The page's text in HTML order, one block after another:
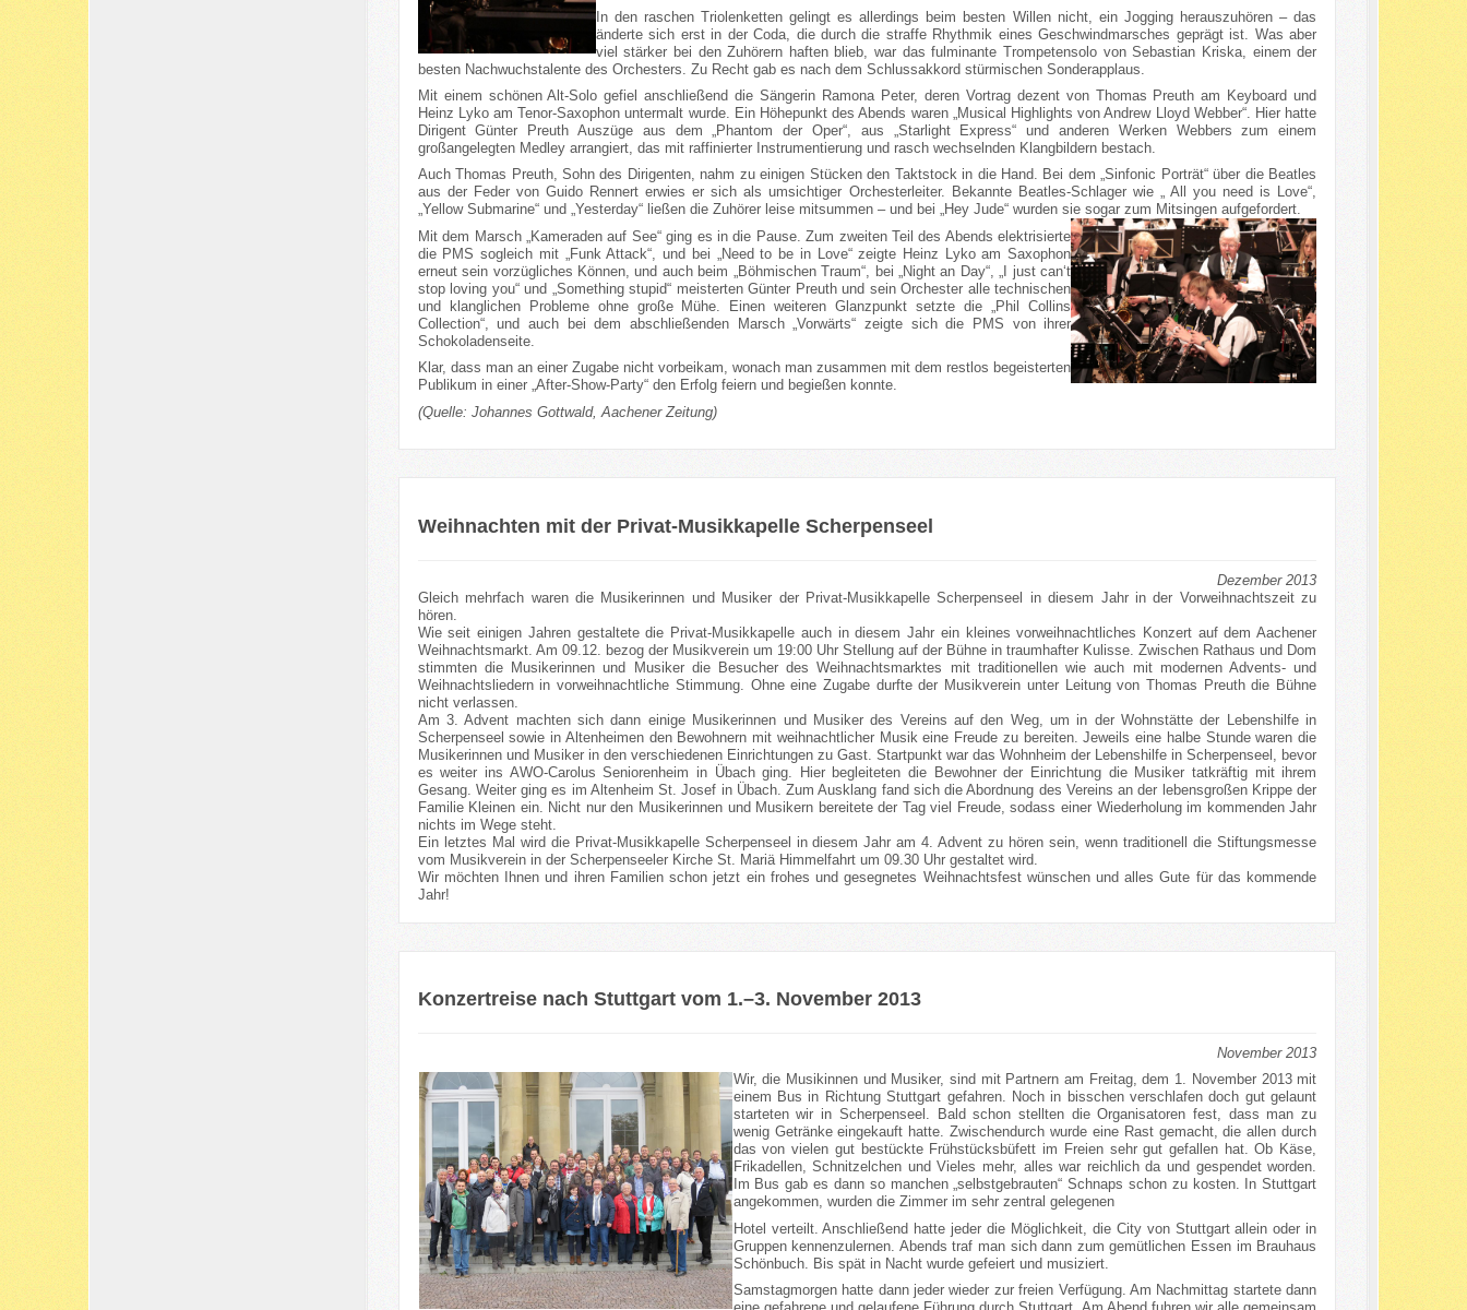
In den raschen Triolenketten gelingt es allerdings beim besten Willen nicht, ein Jogging herauszuhören – das
änderte sich erst in der Coda, die durch die straffe Rhythmik eines Geschwindmarsches geprägt ist. Was aber
viel stärker bei den Zuhörern haften blieb, war das fulminante Trompetensolo von Sebastian Kriska, einem der
besten Nachwuchstalente des Orchesters. Zu Recht gab es nach dem Schlussakkord stürmischen Sonderapplaus.
Mit einem schönen Alt-Solo gefiel anschließend die Sängerin Ramona Peter, deren Vortrag dezent von Thomas Preuth am Keyboard und
Heinz Lyko am Tenor-Saxophon untermalt wurde. Ein Höhepunkt des Abends waren „Musical Highlights von Andrew Lloyd Webber“. Hier hatte
Dirigent Günter Preuth Auszüge aus dem „Phantom der Oper“, aus „Starlight Express“ und anderen Werken Webbers zum einem
großangelegten Medley arrangiert, das mit raffinierter Instrumentierung und rasch wechselnden Klangbildern bestach.
Auch Thomas Preuth, Sohn des Dirigenten, nahm zu einigen Stücken den Taktstock in die Hand. Bei dem „Sinfonic Porträt“ über die Beatles
aus der Feder von Guido Rennert erwies er sich als umsichtiger Orchesterleiter. Bekannte Beatles-Schlager wie „ All you need is Love“,
„Yellow Submarine“ und „Yesterday“ ließen die Zuhörer leise mitsummen – und bei „Hey Jude“ wurden sie sogar zum Mitsingen aufgefordert.
Mit dem Marsch „Kameraden auf See“ ging es in die Pause. Zum zweiten Teil des Abends elektrisierte
die PMS sogleich mit „Funk Attack“, und bei „Need to be in Love“ zeigte Heinz Lyko am Saxophon
erneut sein vorzügliches Können, und auch beim „Böhmischen Traum“, bei „Night an Day“, „I just can‘t
stop loving you“ und „Something stupid“ meisterten Günter Preuth und sein Orchester alle technischen
und klanglichen Probleme ohne große Mühe. Einen weiteren Glanzpunkt setzte die „Phil Collins
Collection“, und auch bei dem abschließenden Marsch „Vorwärts“ zeigte sich die PMS von ihrer
Schokoladenseite.
Klar, dass man an einer Zugabe nicht vorbeikam, wonach man zusammen mit dem restlos begeisterten
Publikum in einer „After-Show-Party“ den Erfolg feiern und begießen konnte.
(Quelle: Johannes Gottwald, Aachener Zeitung)
Weihnachten mit der Privat-Musikkapelle Scherpenseel
Dezember 2013
Gleich mehrfach waren die Musikerinnen und Musiker der Privat-Musikkapelle Scherpenseel in diesem Jahr in der Vorweihnachtszeit zu
hören.
Wie seit einigen Jahren gestaltete die Privat-Musikkapelle auch in diesem Jahr ein kleines vorweihnachtliches Konzert auf dem Aachener
Weihnachtsmarkt. Am 09.12. bezog der Musikverein um 19:00 Uhr Stellung auf der Bühne in traumhafter Kulisse. Zwischen Rathaus und Dom
stimmten die Musikerinnen und Musiker die Besucher des Weihnachtsmarktes mit traditionellen wie auch mit modernen Advents- und
Weihnachtsliedern in vorweihnachtliche Stimmung. Ohne eine Zugabe durfte der Musikverein unter Leitung von Thomas Preuth die Bühne
nicht verlassen.
Am 3. Advent machten sich dann einige Musikerinnen und Musiker des Vereins auf den Weg, um in der Wohnstätte der Lebenshilfe in
Scherpenseel sowie in Altenheimen den Bewohnern mit weihnachtlicher Musik eine Freude zu bereiten. Jeweils eine halbe Stunde waren die
Musikerinnen und Musiker in den verschiedenen Einrichtungen zu Gast. Startpunkt war das Wohnheim der Lebenshilfe in Scherpenseel, bevor
es weiter ins AWO-Carolus Seniorenheim in Übach ging. Hier begleiteten die Bewohner der Einrichtung die Musiker tatkräftig mit ihrem
Gesang. Weiter ging es im Altenheim St. Josef in Übach. Zum Ausklang fand sich die Abordnung des Vereins an der lebensgroßen Krippe der
Familie Kleinen ein. Nicht nur den Musikerinnen und Musikern bereitete der Tag viel Freude, sodass einer Wiederholung im kommenden Jahr
nichts im Wege steht.
Ein letztes Mal wird die Privat-Musikkapelle Scherpenseel in diesem Jahr am 4. Advent zu hören sein, wenn traditionell die Stiftungsmesse
vom Musikverein in der Scherpenseeler Kirche St. Mariä Himmelfahrt um 09.30 Uhr gestaltet wird.
Wir möchten Ihnen und ihren Familien schon jetzt ein frohes und gesegnetes Weihnachtsfest wünschen und alles Gute für das kommende
Jahr!
Konzertreise nach Stuttgart vom 1.–3. November 2013
November 2013
Wir, die Musikinnen und Musiker, sind mit Partnern am Freitag, dem 1. November 2013 mit
einem Bus in Richtung Stuttgart gefahren. Noch in bisschen verschlafen doch gut gelaunt
starteten wir in Scherpenseel. Bald schon stellten die Organisatoren fest, dass man zu
wenig Getränke eingekauft hatte. Zwischendurch wurde eine Rast gemacht, die allen durch
das von vielen gut bestückte Frühstücksbüfett im Freien sehr gut gefallen hat. Ob Käse,
Frikadellen, Schnitzelchen und Vieles mehr, alles war reichlich da und gespendet worden.
Im Bus gab es dann so manchen „selbstgebrauten“ Schnaps schon zu kosten. In Stuttgart
angekommen, wurden die Zimmer im sehr zentral gelegenen
Hotel verteilt. Anschließend hatte jeder die Möglichkeit, die City von Stuttgart allein oder in
Gruppen kennenzulernen. Abends traf man sich dann zum gemütlichen Essen im Brauhaus
Schönbuch. Bis spät in Nacht wurde gefeiert und musiziert.
Samstagmorgen hatte dann jeder wieder zur freien Verfügung. Am Nachmittag startete dann